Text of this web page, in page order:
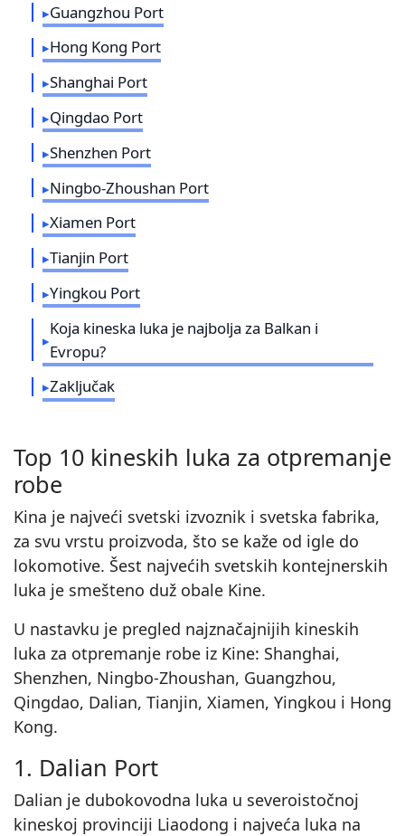
Guangzhou Port
Hong Kong Port
Shanghai Port
Qingdao Port
Shenzhen Port
Ningbo-Zhoushan Port
Xiamen Port
Tianjin Port
Yingkou Port
Koja kineska luka je najbolja za Balkan i
Evropu?
Zaključak
Top 10 kineskih luka za otpremanje
robe
Kina je najveći svetski izvoznik i svetska fabrika,
za svu vrstu proizvoda, što se kaže od igle do
lokomotive. Šest najvećih svetskih kontejnerskih
luka je smešteno duž obale Kine.
U nastavku je pregled najznačajnijih kineskih
luka za otpremanje robe iz Kine: Shanghai,
Shenzhen, Ningbo-Zhoushan, Guangzhou,
Qingdao, Dalian, Tianjin, Xiamen, Yingkou i Hong
Kong.
1. Dalian Port
Dalian je dubokovodna luka u severoistočnoj
kineskoj provinciji Liaodong i najveća luka na